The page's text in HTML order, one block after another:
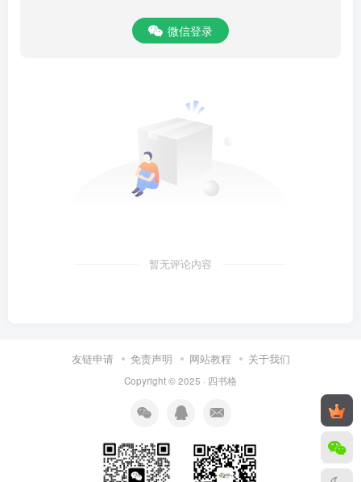
微信登录
暂无评论内容
友链申请 免责声明 网站教程 关于我们
Copyright © 2025 · 四书格